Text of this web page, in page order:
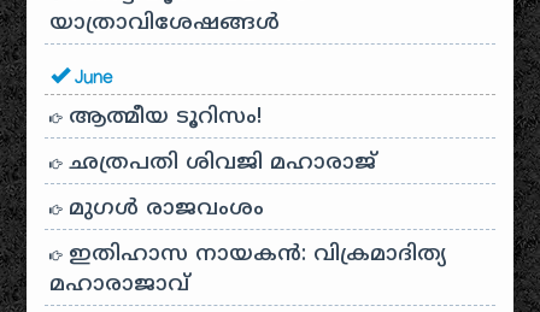
യാത്രാവിശേഷങ്ങൾ
June
ആത്മീയ ടൂറിസം!
ഛത്രപതി ശിവജി മഹാരാജ്
മുഗൾ രാജവംശം
ഇതിഹാസ നായകൻ: വിക്രമാദിത്യ
മഹാരാജാവ്